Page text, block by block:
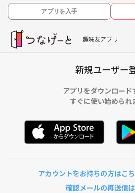
アプリを入手
趣味友アプリ
新規ユーザー
アプリをダウンロード
すぐに使い始められ
アカウントをお持ちの方はこち
確認メールの再送信